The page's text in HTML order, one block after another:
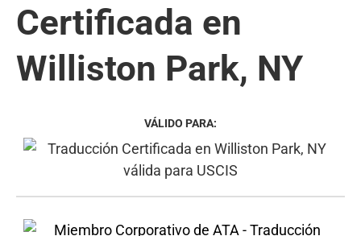
Certificada en
Williston Park, NY
VÁLIDO PARA: